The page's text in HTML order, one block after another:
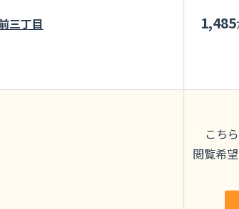
三丁目 1,485
こち
閲覧希